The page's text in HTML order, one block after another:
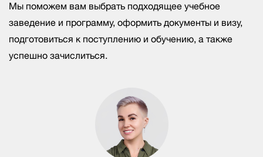
Мы поможем вам выбрать подходящее учебное
заведение и программу, оформить документы и визу,
подготовиться к поступлению и обучению, а также
успешно зачислиться.